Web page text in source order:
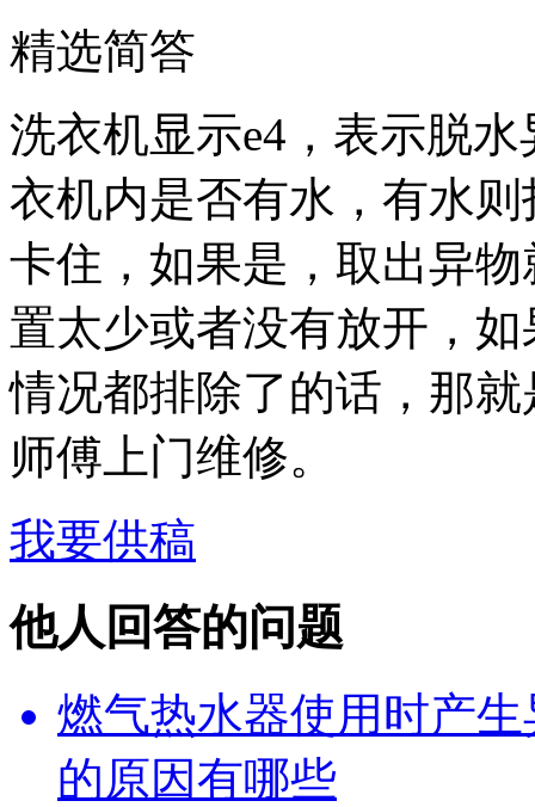
精选简答
洗衣机显示e4，表示脱
衣机内是否有水，有水
卡住，如果是，取出异
置太少或者没有放开，
情况都排除了的话，那
师傅上门维修。
我要供稿
他人回答的问题
燃气热水器使用时产
的原因有哪些